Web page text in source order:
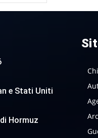
e Stati Uniti
Hormuz